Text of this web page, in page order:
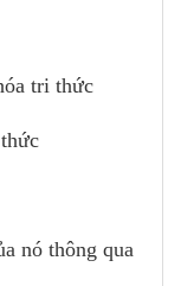
tri thức
nó thông qua